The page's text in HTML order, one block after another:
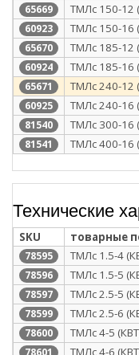
65669 ТМЛс 150-12
60923 ТМЛс 150-16
65670 ТМЛс 185-12
60924 ТМЛс 185-16
65671 ТМЛс 240-12
60925 ТМЛс 240-16
81540 ТМЛс 300-16
81541 ТМЛс 400-16
Технические
SKU товарные
78595 ТМЛс 1.5-4
78596 ТМЛс 1.5-5
78597 ТМЛс 2.5-5
78599 ТМЛс 2.5-6
78600 ТМЛс 4-5
ТМЛс 4-6